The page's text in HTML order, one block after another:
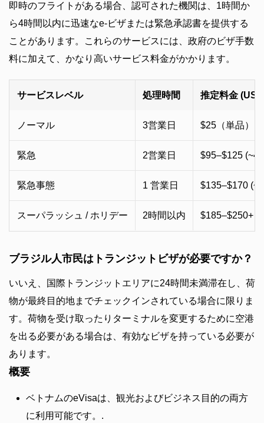
即時のフライトがある場合、認可された機関は、1時間か
ら4時間以内に迅速なe-ビザまたは緊急承認書を提供する
ことがあります。これらのサービスには、政府のビザ手数
料に加えて、かなり高いサービス料金がかかります。
サービスレベル 処理時間 推定料金
ノーマル 3営業日 $25（単品） /
緊急 2営業日 $95–$125
緊急事態 1 営業日 $135–$170
スーパラッシュ / ホリデー 2時間以内 $185–$250+
ブラジル人市民はトランジットビザが必要ですか？
いいえ、国際トランジットエリアに24時間未満滞在し、荷
物が最終目的地までチェックインされている場合に限りま
す。荷物を受け取ったりターミナルを変更するために空港
を出る必要がある場合は、有効なビザを持っている必要が
あります。
概要
ベトナムのeVisaは、観光およびビジネス目的の両方
に利用可能です。.